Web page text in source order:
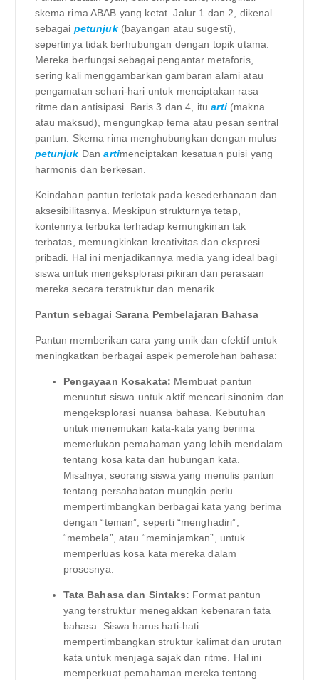
skema rima ABAB yang ketat. Jalur 1 dan 2, dikenal
sebagai petunjuk(bayangan atau sugesti),
sepertinya tidak berhubungan dengan topik utama.
Mereka berfungsi sebagai pengantar metaforis,
sering kali menggambarkan gambaran alami atau
pengamatan sehari-hari untuk menciptakan rasa
ritme dan antisipasi. Baris 3 dan 4, ituarti(makna
atau maksud), mengungkap tema atau pesan sentral
pantun. Skema rima menghubungkan dengan mulus
petunjuk Danartimenciptakan kesatuan puisi yang
harmonis dan berkesan.
Keindahan pantun terletak pada kesederhanaan dan
aksesibilitasnya. Meskipun strukturnya tetap,
kontennya terbuka terhadap kemungkinan tak
terbatas, memungkinkan kreativitas dan ekspresi
pribadi. Hal ini menjadikannya media yang ideal bagi
siswa untuk mengeksplorasi pikiran dan perasaan
mereka secara terstruktur dan menarik.
Pantun sebagai Sarana Pembelajaran Bahasa
Pantun memberikan cara yang unik dan efektif untuk
meningkatkan berbagai aspek pemerolehan bahasa:
Pengayaan Kosakata: Membuat pantun
menuntut siswa untuk aktif mencari sinonim dan
mengeksplorasi nuansa bahasa. Kebutuhan
untuk menemukan kata-kata yang berima
memerlukan pemahaman yang lebih mendalam
tentang kosa kata dan hubungan kata.
Misalnya, seorang siswa yang menulis pantun
tentang persahabatan mungkin perlu
mempertimbangkan berbagai kata yang berima
dengan “teman”, seperti “menghadiri”,
“membela”, atau “meminjamkan”, untuk
memperluas kosa kata mereka dalam
prosesnya.
Tata Bahasa dan Sintaks: Format pantun
yang terstruktur menegakkan kebenaran tata
bahasa. Siswa harus hati-hati
mempertimbangkan struktur kalimat dan urutan
kata untuk menjaga sajak dan ritme. Hal ini
memperkuat pemahaman mereka tentang